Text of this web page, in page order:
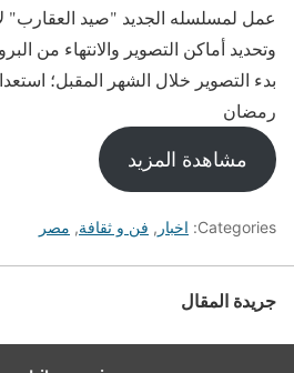
عمل لمسلسله الجديد "صيد العقارب"
وتحديد أماكن التصوير والانتهاء من
بدء التصوير خلال الشهر المقبل؛
رمضان
مشاهدة المزيد
Categories: اخبار , فن و ثقافة, مصر
جريدة المقال